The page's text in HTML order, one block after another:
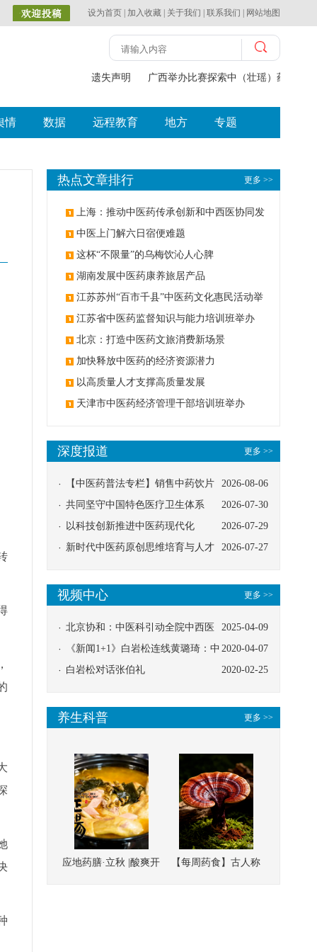
设为首页 加入收藏 关于我们 联系我们 网站地图
遗失声明 广西举办比赛探索中（壮瑶）药药膳食
情 数据 远程教育 地方 专题
更多 >>
热点文章排行
上海：推动中医药传承创新和中西医协同发
展 中医上门解六日宿便难题
这杯“不限量”的乌梅饮沁人心脾
湖南发展中医药康养旅居产品
江苏苏州“百市千县”中医药文化惠民活动举
办 江苏省中医药监督知识与能力培训班举办
北京：打造中医药文旅消费新场景
加快释放中医药的经济资源潜力
以高质量人才支撑高质量发展
天津市中医药经济管理干部培训班举办
更多 >>
深度报道
2026-08-06
【中医药普法专栏】销售中药饮片
应告知煎服方法及注意事项
2026-07-30
共同坚守中国特色医疗卫生体系
2026-07-29
以科技创新推进中医药现代化
2026-07-27
新时代中医药原创思维培育与人才
更多 >>
视频中心
2025-04-09
北京协和：中医科引动全院中西医
协同
2020-04-07
《新闻1+1》白岩松连线黄璐琦：中
医救治的临床效果
2020-02-25
白岩松对话张伯礼
更多 >>
养生科普
应地药膳·立秋 |酸爽开
【每周药食】古人称